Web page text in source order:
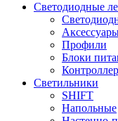
Светодиодные
Профили
Блоки
Светильники
SHIFT
Напольные